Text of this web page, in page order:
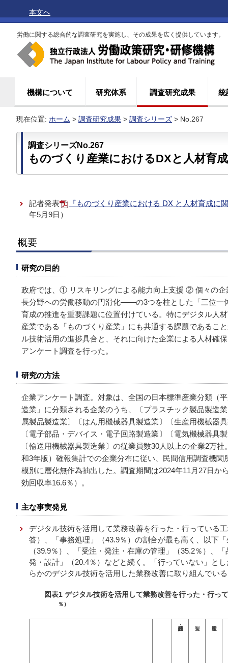
本文へ
労働に関する総合的な調査研究を実施し、その成果を広く提供しています。
機構について 研究体系 調査研究成果 統
現在位置: ホーム > 調査研究成果 > 調査シリーズ > No.267
調査シリーズNo.267
ものづくり産業におけるDXと人材育
記者発表
『ものづくり産業における DX と人材育成に
年5月9日）
概要
研究の目的
政府では、① リスキリングによる能力向上支援 ② 個々の
長分野への労働移動の円滑化――の3つを柱とした「三位一
育成の推進を重要課題に位置付けている。特にデジタル人
産業である「ものづくり産業」にも共通する課題であるこ
ル技術活用の進捗具合と、それに向けた企業による人材確
アンケート調査を行った。
研究の方法
企業アンケート調査。対象は、全国の日本標準産業分類（
造業」に分類される企業のうち、〔プラスチック製品製造
属製品製造業〕〔はん用機械器具製造業〕〔生産用機械器
〔電子部品・デバイス・電子回路製造業〕〔電気機械器具
〔輸送用機械器具製造業〕の従業員数30人以上の企業2万
和3年版）確報集計での企業分布に従い、民間信用調査機
模別に層化無作為抽出した。調査期間は2024年11月27日か
効回収率16.6％）。
主な事実発見
デジタル技術を活用して業務改善を行った・行っている
答）、「事務処理」（43.9％）の割合が最も高く、以下
（39.9％）、「受注・発注・在庫の管理」（35.2％）、
発・設計」（20.4％）などと続く。「行っていない」と
らかのデジタル技術を活用した業務改善に取り組んでい
図表1 デジタル技術を活用して業務改善を行った・行っ
％）